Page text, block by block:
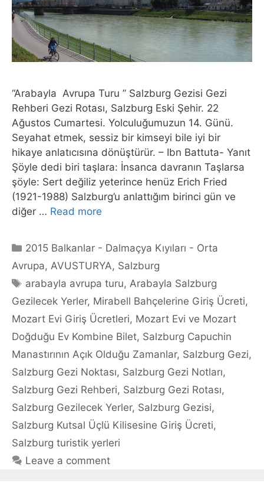
“Arabayla Avrupa Turu ” Salzburg Gezisi Gezi
Rehberi Gezi Rotası, Salzburg Eski Şehir. 22
Ağustos Cumartesi. Yolculuğumuzun 14. Günü.
Seyahat etmek, sessiz bir kimseyi bile iyi bir
hikaye anlatıcısına dönüştürür. – Ibn Battuta- Yanıt
Şöyle dedi biri taşlara: İnsanca davranın Taşlarsa
şöyle: Sert değiliz yeterince henüz Erich Fried
(1921-1988) Salzburg’u anlattığım birinci gün ve
diğer … Read more
Categories
2015 Balkanlar - Dalmaçya Kıyıları - Orta
Avrupa, AVUSTURYA, Salzburg
Tags
arabayla avrupa turu, Arabayla Salzburg
Gezilecek Yerler, Mirabell Bahçelerine Giriş Ücreti,
Mozart Evi Giriş Ücretleri, Mozart Evi ve Mozart
Doğduğu Ev Kombine Bilet, Salzburg Capuchin
Manastırının Açık Olduğu Zamanlar, Salzburg Gezi,
Salzburg Gezi Noktası, Salzburg Gezi Notları,
Salzburg Gezi Rehberi, Salzburg Gezi Rotası,
Salzburg Gezilecek Yerler, Salzburg Gezisi,
Salzburg Kutsal Üçlü Kilisesine Giriş Ücreti,
Salzburg turistik yerleri
Leave a comment